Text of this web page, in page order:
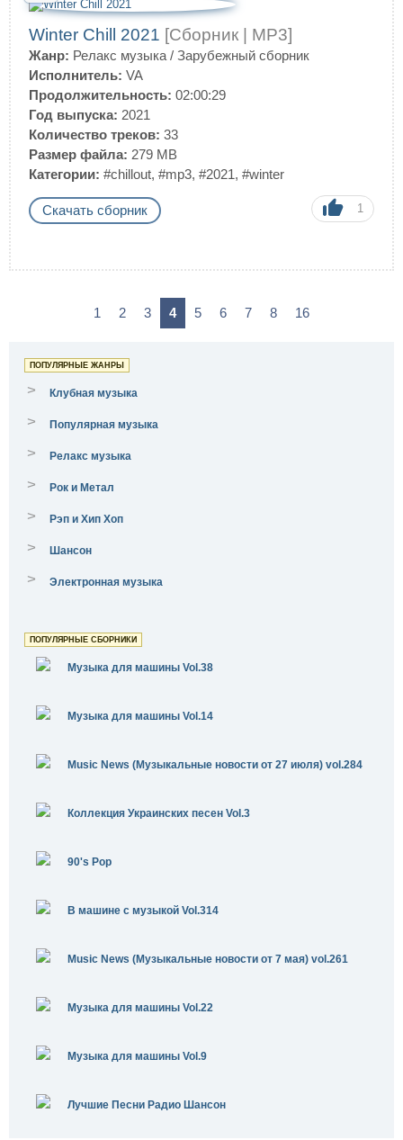
Winter Chill 2021 [Сборник | MP3]
Жанр: Релакс музыка / Зарубежный сборник
Исполнитель: VA
Продолжительность: 02:00:29
Год выпуска: 2021
Количество треков: 33
Размер файла: 279 MB
Категории: #chillout, #mp3, #2021, #winter
Скачать сборник 1
1 2 3 4 5 6 7 8 16
ПОПУЛЯРНЫЕ ЖАНРЫ
> Клубная музыка
> Популярная музыка
> Релакс музыка
> Рок и Метал
> Рэп и Хип Хоп
> Шансон
> Электронная музыка
ПОПУЛЯРНЫЕ СБОРНИКИ
Музыка для машины Vol.38
Музыка для машины Vol.14
Music News (Музыкальные новости от 27 июля) vol.284
Коллекция Украинских песен Vol.3
90's Pop
В машине с музыкой Vol.314
Music News (Музыкальные новости от 7 мая) vol.261
Музыка для машины Vol.22
Музыка для машины Vol.9
Лучшие Песни Радио Шансон